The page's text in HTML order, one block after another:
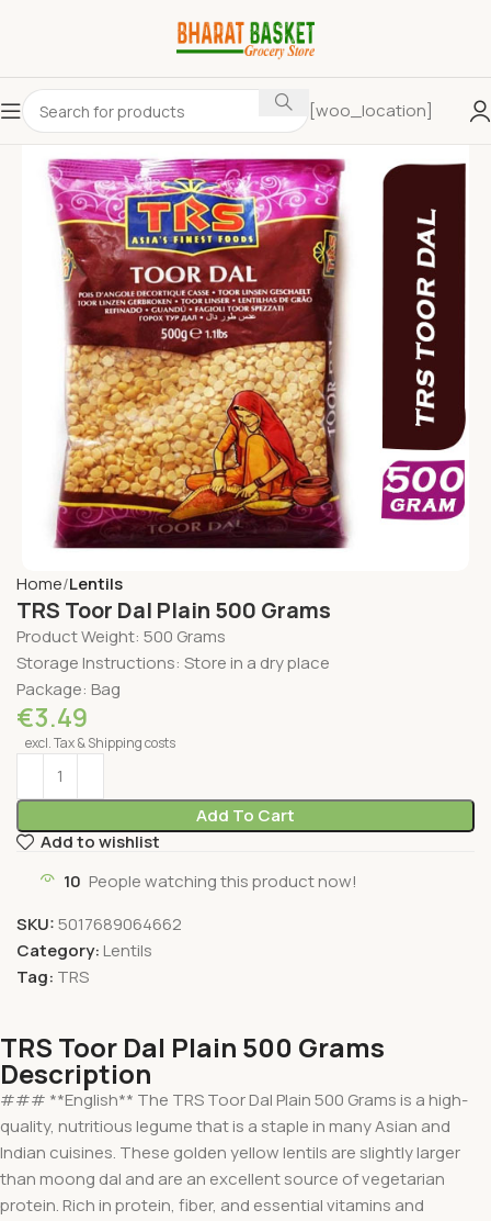
[woo_location]
Home Lentils
TRS Toor Dal Plain 500 Grams
Product Weight: 500 Grams
Storage Instructions: Store in a dry place
Package: Bag
€3.49
excl. Tax & Shipping costs
Add To Cart
Add to wishlist
10 People watching this product now!
SKU:5017689064662
Category: Lentils
Tag: TRS
TRS Toor Dal Plain 500 Grams
Description
### **English** The TRS Toor Dal Plain 500 Grams is a high-
quality, nutritious legume that is a staple in many Asian and
Indian cuisines. These golden yellow lentils are slightly larger
than moong dal and are an excellent source of vegetarian
protein. Rich in protein, fiber, and essential vitamins and